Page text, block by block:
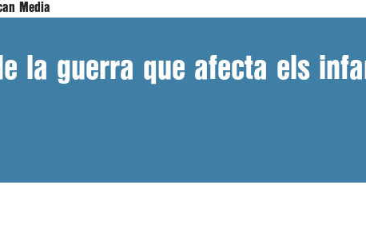
Media
la guerra que afecta els